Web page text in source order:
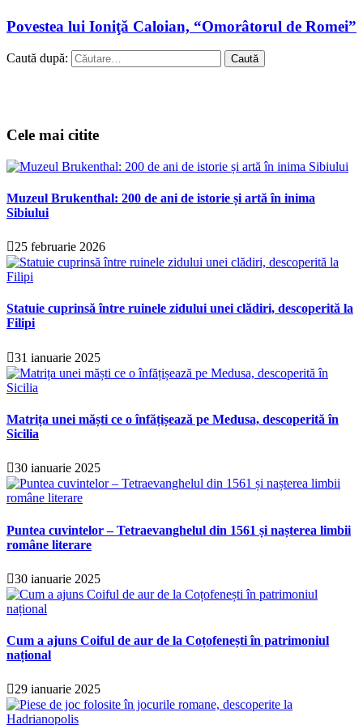
Povestea lui Ioniţă Caloian, “Omorâtorul de Romei”
Caută după:
Cele mai citite
Muzeul Brukenthal: 200 de ani de istorie și artă în inima
Sibiului
25 februarie 2026
Statuie cuprinsă între ruinele zidului unei clădiri, descoperită la
Filipi
31 ianuarie 2025
Matrița unei măști ce o înfățișează pe Medusa, descoperită în
Sicilia
30 ianuarie 2025
Puntea cuvintelor – Tetraevanghelul din 1561 și nașterea limbii
române literare
30 ianuarie 2025
Cum a ajuns Coiful de aur de la Coțofenești în patrimoniul
național
29 ianuarie 2025